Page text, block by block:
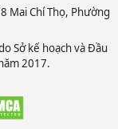
Mai Chí Thọ, Phường
Sở kế hoạch và Đầu
2017.